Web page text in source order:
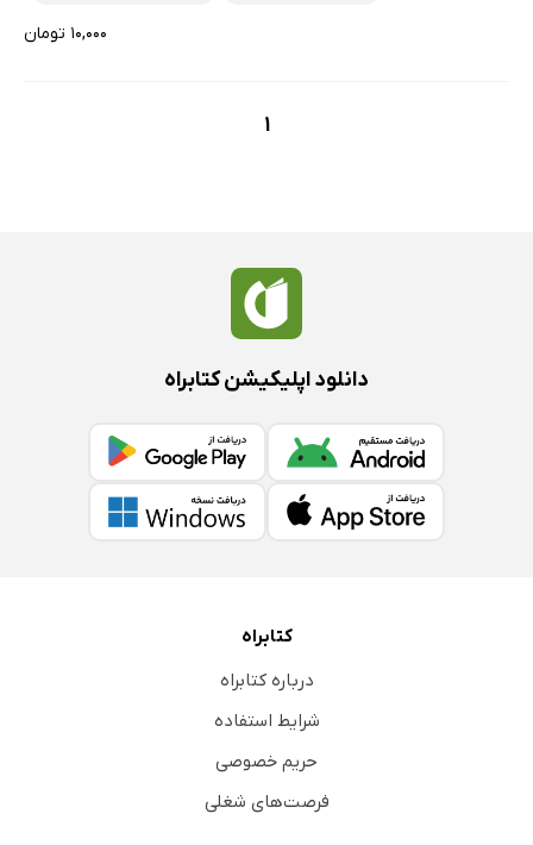
۱۰,۰۰۰ تومان
1
دانلود اپلیکیشن کتابراه
کتابراه
درباره کتابراه
شرایط استفاده
حریم خصوصی
فرصت‌های شغلی